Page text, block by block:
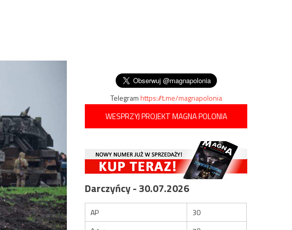
Telegramhttps://t.me/magnapolonia
WESPRZYJ PROJEKT MAGNA POLONIA
Darczyńcy - 30.07.2026
AP
30